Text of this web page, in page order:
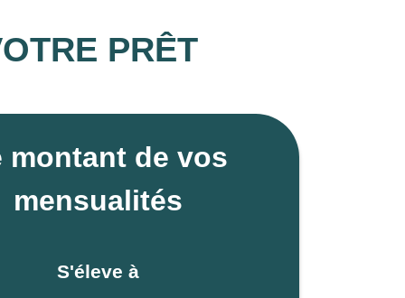
lez-Lille
PRÊT
montant de vos
mensualités
S'éleve à